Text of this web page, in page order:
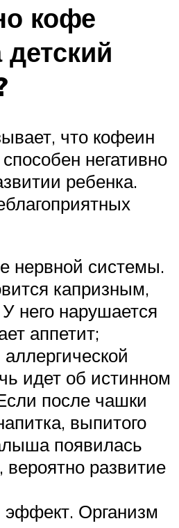
кофе
что кофеин
негативно
ребенка.
нервной системы.
капризным,
него нарушается
аппетит;
идет об истинном
после чашки
выпитого
появилась
вероятно развитие
эффект. Организм